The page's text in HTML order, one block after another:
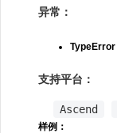
异常：
TypeError
支持平台：
Ascend
样例：